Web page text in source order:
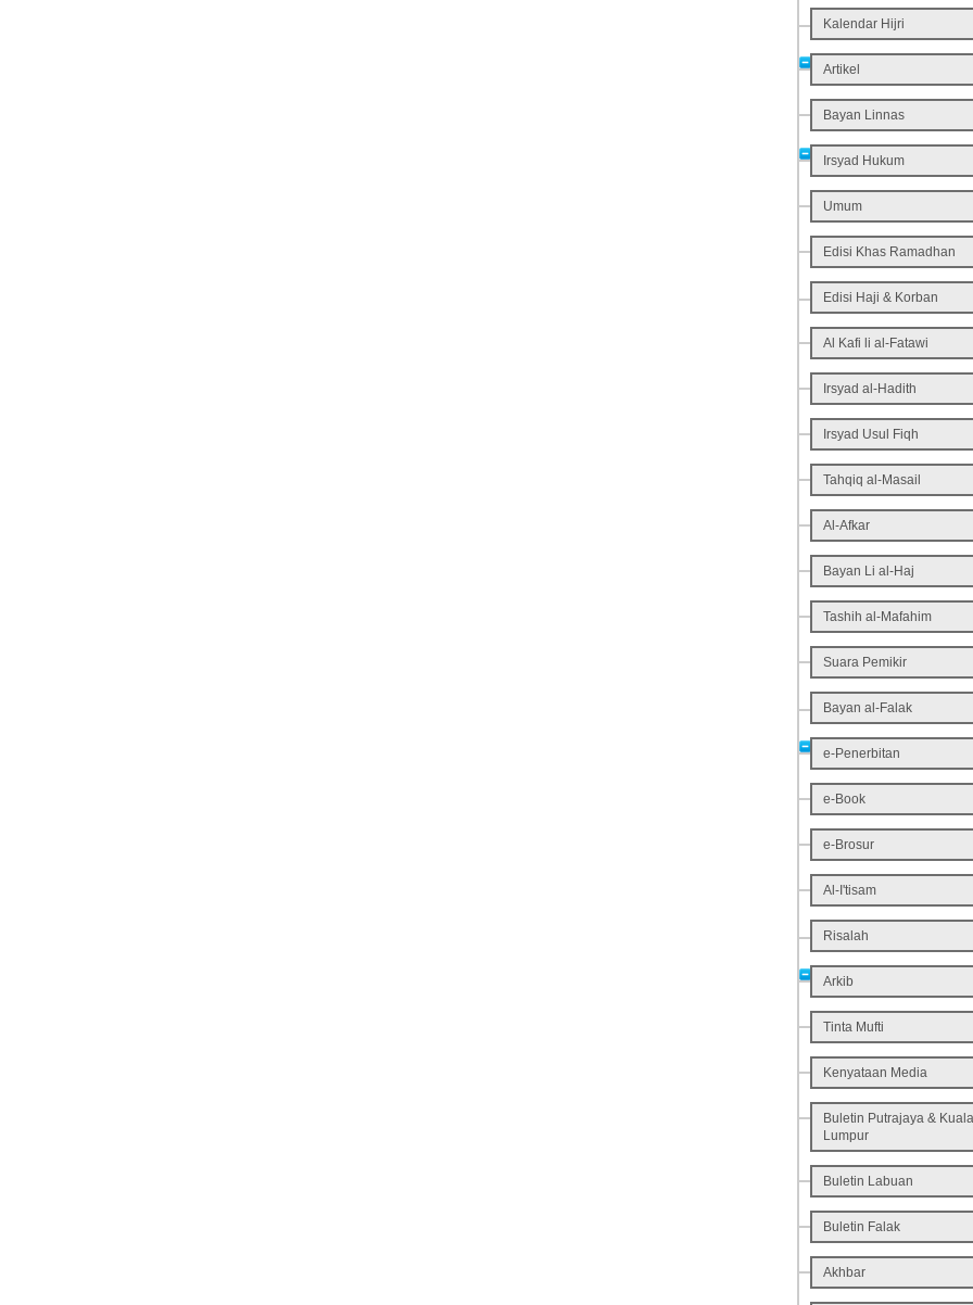
Kalendar Hijri
Artikel
Bayan Linnas
Irsyad Hukum
Umum
Edisi Khas Ramadhan
Edisi Haji & Korban
Al Kafi li al-Fatawi
Irsyad al-Hadith
Irsyad Usul Fiqh
Tahqiq al-Masail
Al-Afkar
Bayan Li al-Haj
Tashih al-Mafahim
Suara Pemikir
Bayan al-Falak
e-Penerbitan
e-Book
e-Brosur
Al-I'tisam
Risalah
Arkib
Tinta Mufti
Kenyataan Media
Buletin Putrajaya & Kuala
Lumpur
Buletin Labuan
Buletin Falak
Akhbar